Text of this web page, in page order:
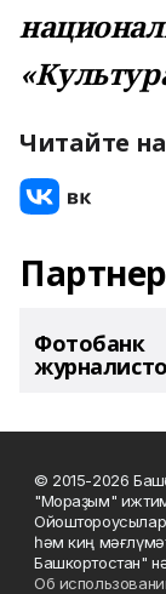
Читайте
Фотобанк
© 2015-2026
"Мораҙым"
һәм киң
Башкортостан"
Об